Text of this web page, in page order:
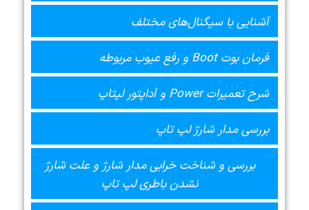
آشنایی با سیگنال‌های مختلف
فرمان بوت Boot و رفع عیوب مربوطه
شرح تعمیرات Power و آداپتور لپتاپ
بررسی مدار شارژ لپ تاپ
بررسی و شناخت خرابی مدار شارژ و علت شارژ
نشدن باطری لپ تاپ